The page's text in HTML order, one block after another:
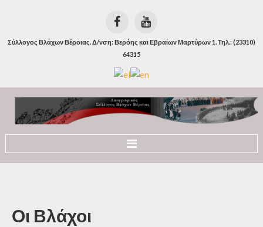
Σύλλογος Βλάχων Βέροιας. Δ/νση: Βερόης και Εβραίων Μαρτύρων 1. Τηλ.: (23310)
64315
Οι Βλάχοι